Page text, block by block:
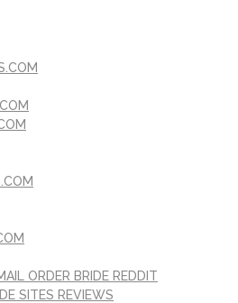
ORDER BRIDE REDDIT
SITES REVIEWS